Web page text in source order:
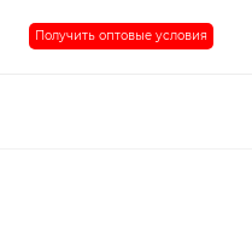
Получить оптовые условия